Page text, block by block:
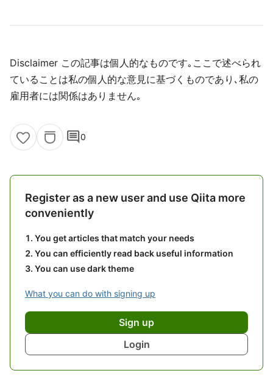
Disclaimer この記事は個人的なものです｡ここで述べられ
ていることは私の個人的な意見に基づくものであり､私の
雇用者には関係はありません｡
comment0
Register as a new user and use Qiita more
conveniently
You get articles that match your needs
You can efficiently read back useful information
You can use dark theme
What you can do with signing up
Sign up
Login